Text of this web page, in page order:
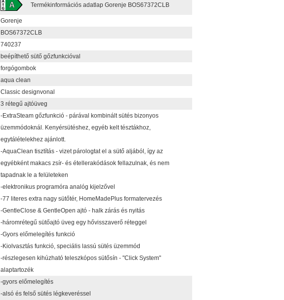
Termékinformációs adatlap Gorenje BOS67372CLB
Gorenje
BOS67372CLB
740237
beépíthető sütő gőzfunkcióval
forgógombok
aqua clean
Classic designvonal
3 rétegű ajtóüveg
-ExtraSteam gőzfunkció - párával kombinált sütés bizonyos
üzemmódoknál. Kenyérsütéshez, egyéb kelt tésztákhoz,
egytálételekhez ajánlott.
-AquaClean tisztítás - vizet párologtat el a sütő aljából, így az
egyébként makacs zsír- és étellerakódások fellazulnak, és nem
tapadnak le a felületeken
-elektronikus programóra analóg kijelzővel
-77 literes extra nagy sütőtér, HomeMadePlus formatervezés
-GentleClose & GentleOpen ajtó - halk zárás és nyitás
-háromrétegű sütőajtó üveg egy hővisszaverő réteggel
-Gyors előmelegítés funkció
-Kiolvasztás funkció, speciális lassú sütés üzemmód
-részlegesen kihúzható teleszkópos sütősín - "Click System"
alaptartozék
-gyors előmelegítés
-alsó és felső sütés légkeveréssel